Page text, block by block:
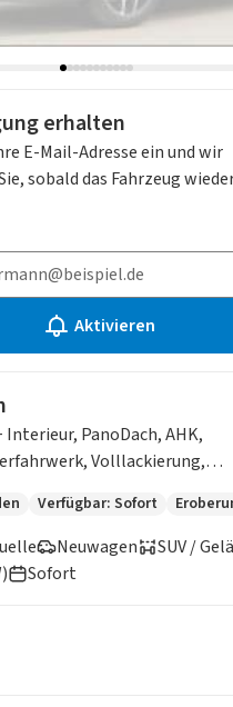
erhalten
E-Mail-Adresse ein und wir
sobald das Fahrzeug
Aktivieren
PanoDach, AHK,
Volllackierung,
Verfügbar: Sofort
Neuwagen
SUV /
Sofort